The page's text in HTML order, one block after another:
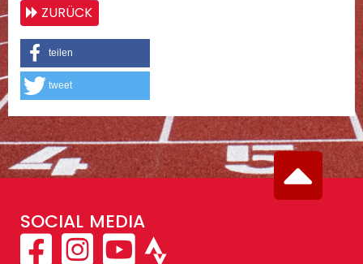
ZURÜCK
teilen
tweet
SOCIAL MEDIA